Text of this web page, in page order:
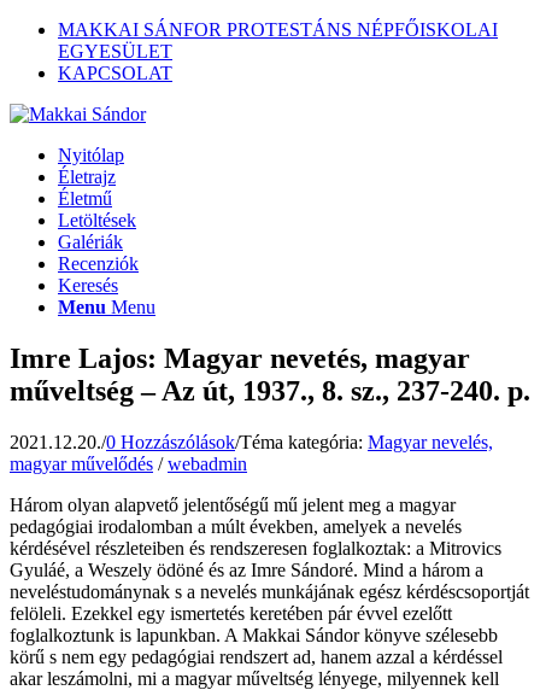
MAKKAI SÁNFOR PROTESTÁNS NÉPFŐISKOLAI
EGYESÜLET
KAPCSOLAT
Nyitólap
Életrajz
Életmű
Letöltések
Galériák
Recenziók
Keresés
Menu Menu
Imre Lajos: Magyar nevetés, magyar
műveltség – Az út, 1937., 8. sz., 237-240. p.
2021.12.20./0 Hozzászólások/Téma kategória: Magyar nevelés,
magyar művelődés / webadmin
Három olyan alapvető jelentőségű mű jelent meg a magyar
pedagógiai irodalomban a múlt években, amelyek a nevelés
kérdésével részleteiben és rendszeresen foglalkoztak: a Mitrovics
Gyuláé, a Weszely ödöné és az Imre Sándoré. Mind a három a
neveléstudománynak s a nevelés munkájának egész kérdéscsoportját
felöleli. Ezekkel egy ismertetés keretében pár évvel ezelőtt
foglalkoztunk is lapunkban. A Makkai Sándor könyve szélesebb
körű s nem egy pedagógiai rendszert ad, hanem azzal a kérdéssel
akar leszámolni, mi a magyar műveltség lényege, milyennek kell